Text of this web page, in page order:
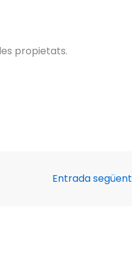
propietats.
Entrada següent